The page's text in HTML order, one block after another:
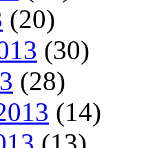
(20)
(30)
(28)
(14)